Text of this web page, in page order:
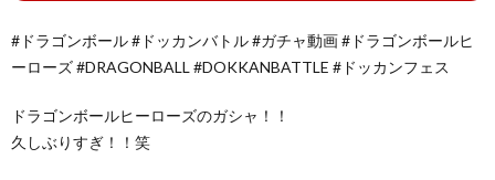
#ドラゴンボール #ドッカンバトル #ガチャ動画 #ドラゴンボールヒ
ーローズ #DRAGONBALL #DOKKANBATTLE #ドッカンフェス
ドラゴンボールヒーローズのガシャ！！
久しぶりすぎ！！笑